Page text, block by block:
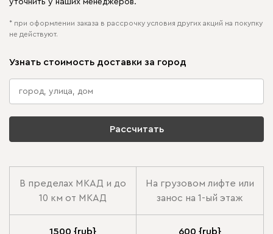
уточнить у наших менеджеров.
* при оформлении заказа в рассрочку условия других акций на покупку
не действуют.
Узнать стоимость доставки за город
Рассчитать
В пределах МКАД и до
10 км от МКАД
На грузовом лифте или
занос на 1-ый этаж
1500 {rub} 600 {rub}